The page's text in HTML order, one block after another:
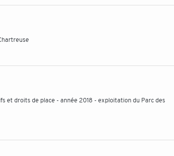
et droits de place - année 2018 - exploitation du Parc des